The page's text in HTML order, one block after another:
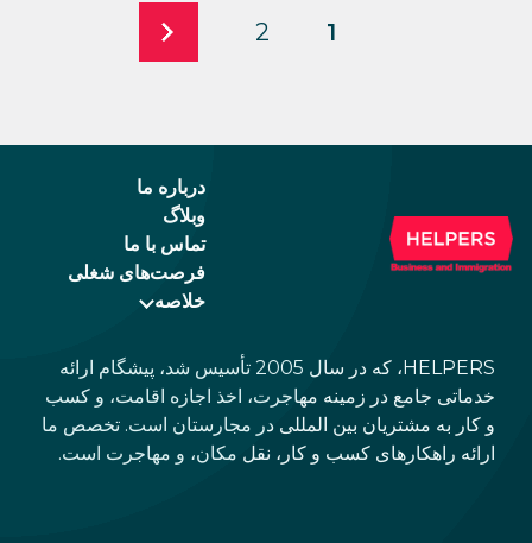
1
2
درباره ما
وبلاگ
تماس با ما
فرصت‌های شغلی
خلاصه
HELPERS، که در سال 2005 تأسیس شد، پیشگام ارائه
خدماتی جامع در زمینه مهاجرت، اخذ اجازه اقامت، و کسب
و کار به مشتریان بین المللی در مجارستان است. تخصص ما
ارائه راهکارهای کسب و کار، نقل مکان، و مهاجرت است.